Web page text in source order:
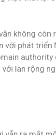
không còn
với phát triển
authority
lan rộng